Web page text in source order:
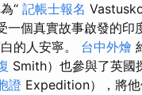
“ 記帳士報名
一個真實故事啟發的印
的人安寧。 台中外燴
Smith）也參與了英國
證 Expedition），將他